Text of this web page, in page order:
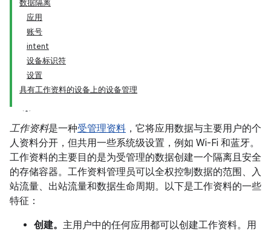
数据隔离
应用
账号
intent
设备标识符
设置
具有工作资料的设备上的设备管理
工作资料是一种受管理资料 ，它将应用数据与主要用户的个
人资料分开，但共用一些系统级设置，例如 Wi-Fi 和蓝牙。
工作资料的主要目的是为受管理的数据创建一个隔离且安全
的存储容器。工作资料管理员可以全权控制数据的范围、入
站流量、出站流量和数据生命周期。以下是工作资料的一些
特征：
创建。 主用户中的任何应用都可以创建工作资料。用